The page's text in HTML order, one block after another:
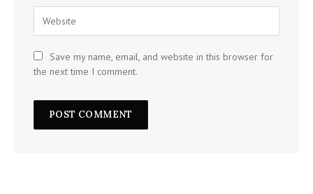
Save my name, email, and website in this browser for
the next time I comment.